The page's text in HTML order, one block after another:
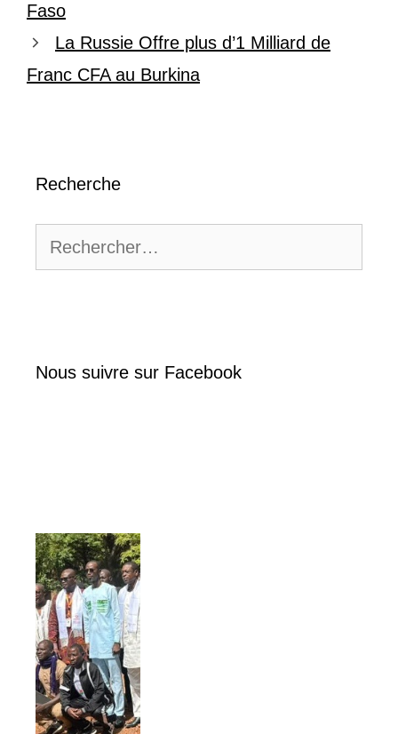
Faso
La Russie Offre plus d’1 Milliard de
Franc CFA au Burkina
Recherche
Nous suivre sur Facebook